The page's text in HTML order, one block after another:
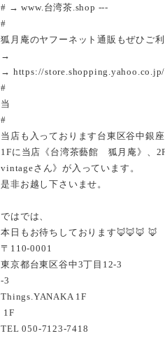
# → www.台湾茶.shop ---
#
狐月庵のヤフーネット通販もぜひご利
→
→ https://
#
当
#
当店も入っております台東区谷中銀
1Fに当店《台湾茶藝館 狐月庵》、
vintageさん》が入っています。
是非お越し下さいませ。
ではでは、
本日もお待ちしております🦊🦊🦊 🦊
〒110-0001
東京都台東区谷中3丁目12-3
-3
Things.YANAKA 1F
1F
TEL 050-7123-7418